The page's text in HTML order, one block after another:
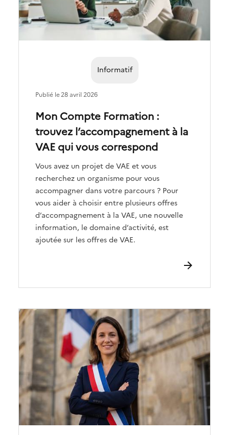
Mon Compte Formation :
trouvez l’accompagnement à la
VAE qui vous correspond
Vous avez un projet de VAE et vous
recherchez un organisme pour vous
accompagner dans votre parcours ? Pour
vous aider à choisir entre plusieurs offres
d’accompagnement à la VAE, une nouvelle
information, le domaine d’activité, est
ajoutée sur les offres de VAE.
Informatif
Publié le28 avril 2026